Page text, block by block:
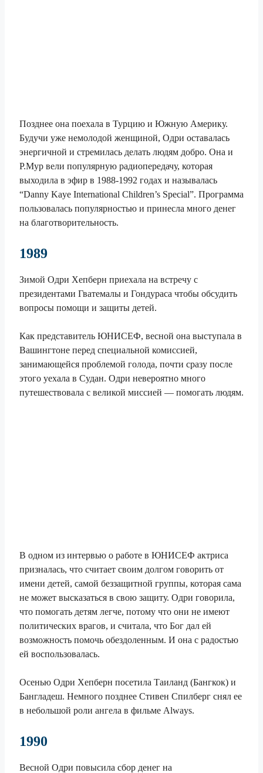
Позднее она поехала в Турцию и Южную Америку.
Будучи уже немолодой женщиной, Одри оставалась
энергичной и стремилась делать людям добро. Она и
Р.Мур вели популярную радиопередачу, которая
выходила в эфир в 1988-1992 годах и называлась
“Danny Kaye International Children’s Special”. Программа
пользовалась популярностью и принесла много денег
на благотворительность.
1989
Зимой Одри Хепберн приехала на встречу с
президентами Гватемалы и Гондураса чтобы обсудить
вопросы помощи и защиты детей.
Как представитель ЮНИСЕФ, весной она выступала в
Вашингтоне перед специальной комиссией,
занимающейся проблемой голода, почти сразу после
этого уехала в Судан. Одри невероятно много
путешествовала с великой миссией — помогать людям.
В одном из интервью о работе в ЮНИСЕФ актриса
призналась, что считает своим долгом говорить от
имени детей, самой беззащитной группы, которая сама
не может высказаться в свою защиту. Одри говорила,
что помогать детям легче, потому что они не имеют
политических врагов, и считала, что Бог дал ей
возможность помочь обездоленным. И она с радостью
ей воспользовалась.
Осенью Одри Хепберн посетила Таиланд (Бангкок) и
Бангладеш. Немного позднее Стивен Спилберг снял ее
в небольшой роли ангела в фильме Always.
1990
Весной Одри повысила сбор денег на